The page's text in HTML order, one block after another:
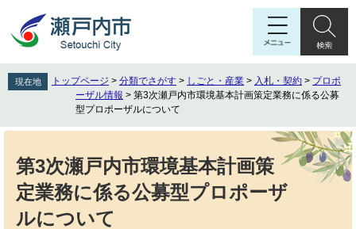
先
頭
す
を
飛
し
現在地 トップページ > 分類でさがす > しごと・産業 > 入札・契約 > プロポ
ーザル情報 > 第3次瀬戸内市環境基本計画策定業務に係る公募
型プロポーザルについて
第3次瀬戸内市環境基本計画策
定業務に係る公募型プロポーザ
ルについて